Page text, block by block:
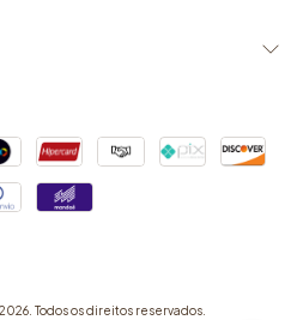
Todos os direitos reservados.